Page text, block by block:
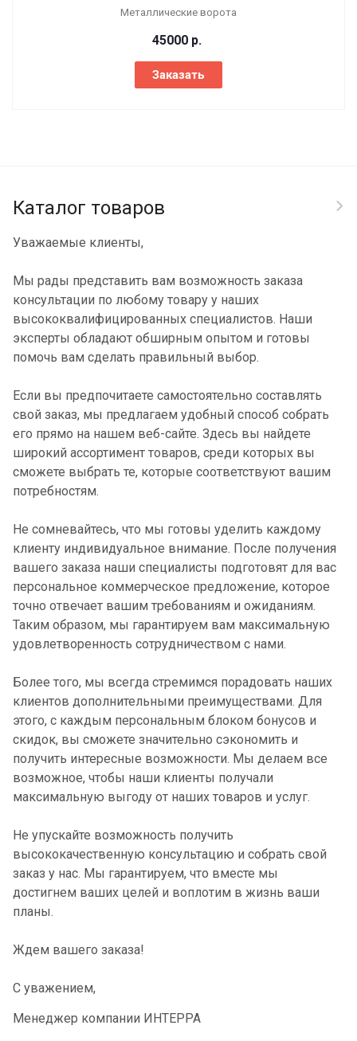
Металлические ворота
45000 р.
Заказать
Каталог товаров
Уважаемые клиенты,
Мы рады представить вам возможность заказа
консультации по любому товару у наших
высококвалифицированных специалистов. Наши
эксперты обладают обширным опытом и готовы
помочь вам сделать правильный выбор.
Если вы предпочитаете самостоятельно составлять
свой заказ, мы предлагаем удобный способ собрать
его прямо на нашем веб-сайте. Здесь вы найдете
широкий ассортимент товаров, среди которых вы
сможете выбрать те, которые соответствуют вашим
потребностям.
Не сомневайтесь, что мы готовы уделить каждому
клиенту индивидуальное внимание. После получения
вашего заказа наши специалисты подготовят для вас
персональное коммерческое предложение, которое
точно отвечает вашим требованиям и ожиданиям.
Таким образом, мы гарантируем вам максимальную
удовлетворенность сотрудничеством с нами.
Более того, мы всегда стремимся порадовать наших
клиентов дополнительными преимуществами. Для
этого, с каждым персональным блоком бонусов и
скидок, вы сможете значительно сэкономить и
получить интересные возможности. Мы делаем все
возможное, чтобы наши клиенты получали
максимальную выгоду от наших товаров и услуг.
Не упускайте возможность получить
высококачественную консультацию и собрать свой
заказ у нас. Мы гарантируем, что вместе мы
достигнем ваших целей и воплотим в жизнь ваши
планы.
Ждем вашего заказа!
С уважением,
Менеджер компании ИНТЕРРА